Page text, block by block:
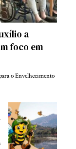
a
foco em
o Envelhecimento